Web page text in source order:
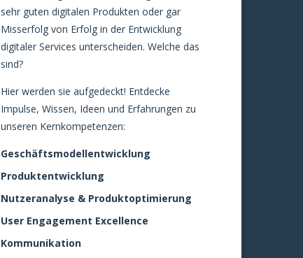
sehr guten digitalen Produkten oder gar
Misserfolg von Erfolg in der Entwicklung
digitaler Services unterscheiden. Welche das
sind?
Hier werden sie aufgedeckt! Entdecke
Impulse, Wissen, Ideen und Erfahrungen zu
unseren Kernkompetenzen:
Geschäftsmodellentwicklung
Produktentwicklung
Nutzeranalyse & Produktoptimierung
User Engagement Excellence
Kommunikation